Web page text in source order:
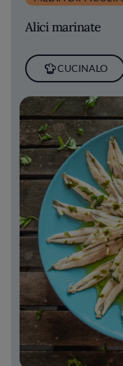
Alici marinate
CUCINALO